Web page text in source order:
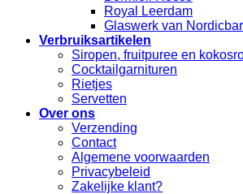
Royal Leerdam
Glaswerk van Nordicbar
Verbruiksartikelen
Siropen, fruitpuree en
Cocktailgarnituren
Rietjes
Servetten
Over ons
Verzending
Contact
Algemene voorwaarden
Privacybeleid
Zakelijke klant?